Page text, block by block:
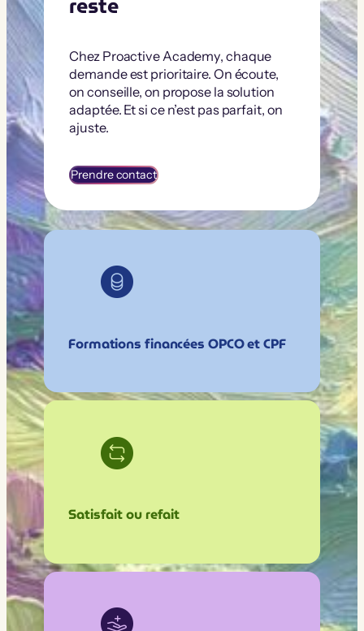
Chez Proactive Academy, chaque
demande est prioritaire. On écoute,
on conseille, on propose la solution
adaptée. Et si ce n’est pas parfait, on
ajuste.
Prendre contact
Formations financées OPCO et CPF
Satisfait ou refait